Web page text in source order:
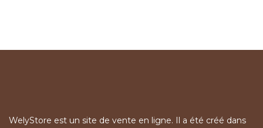
WelyStore est un site de vente en ligne. Il a été créé dans